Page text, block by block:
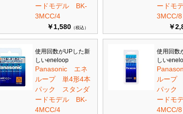
ードモデル BK-
3MCC/4
￥1,580 （税込）
ードモ
3MCC/8
￥
使用回数がUPした新
しいeneloop
Panasonic エネ
ループ 単4形4本
パック スタンダ
ードモデル BK-
4MCC/4
使用回数
しい
ループ
パック
ードモ
4MCC/8